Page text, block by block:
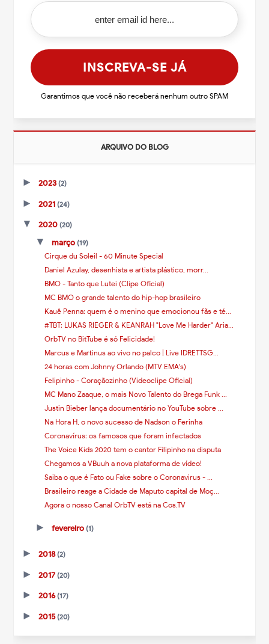
Garantimos que você não receberá nenhum outro SPAM
ARQUIVO DO BLOG
►2023(2)
►2021(24)
▼2020(20)
▼ março (19)
Cirque du Soleil - 60 Minute Special
Daniel Azulay, desenhista e artista plástico, morr...
BMO - Tanto que Lutei (Clipe Oficial)
MC BMO o grande talento do hip-hop brasileiro
Kauê Penna: quem é o menino que emocionou fãs e té...
#TBT: LUKAS RIEGER & KEANRAH "Love Me Harder" Aria...
OrbTV no BitTube é só Felicidade!
Marcus e Martinus ao vivo no palco | Live IDRETTSG...
24 horas com Johnny Orlando (MTV EMA's)
Felipinho - Coraçãozinho (Videoclipe Oficial)
MC Mano Zaaque, o mais Novo Talento do Brega Funk ...
Justin Bieber lança documentário no YouTube sobre ...
Na Hora H, o novo sucesso de Nadson o Ferinha
Coronavírus: os famosos que foram infectados
The Voice Kids 2020 tem o cantor Filipinho na disputa
Chegamos a VBuuh a nova plataforma de vídeo!
Saiba o que é Fato ou Fake sobre o Coronavirus - ...
Brasileiro reage a Cidade de Maputo capital de Moç...
Agora o nosso Canal OrbTV está na Cos.TV
► fevereiro (1)
►2018(2)
►2017(20)
►2016(17)
►2015(20)